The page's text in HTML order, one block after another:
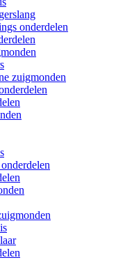
onderdelen
zuigmonden